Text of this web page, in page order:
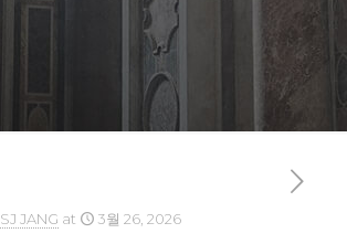
SJ JANG at 3월 26, 2026